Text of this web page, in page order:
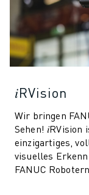
𝑖RVision
Wir bringen
Sehen! 𝑖RVision
einzigartiges,
visuelles
FANUC